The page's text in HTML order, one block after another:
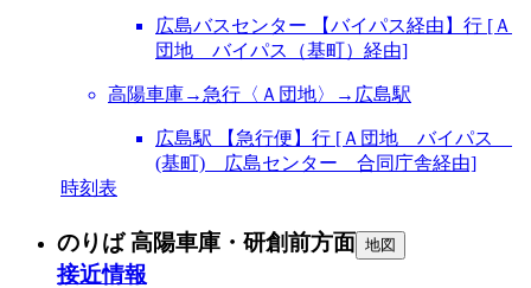
広島バスセンター 【バイパス経由】行 [Ａ
団地 バイパス（基町）経由]
高陽車庫→急行〈Ａ団地〉→広島駅
広島駅 【急行便】行 [Ａ団地 バイパス
(基町) 広島センター 合同庁舎経由]
時刻表
のりば 高陽車庫・研創前方面 地図
接近情報